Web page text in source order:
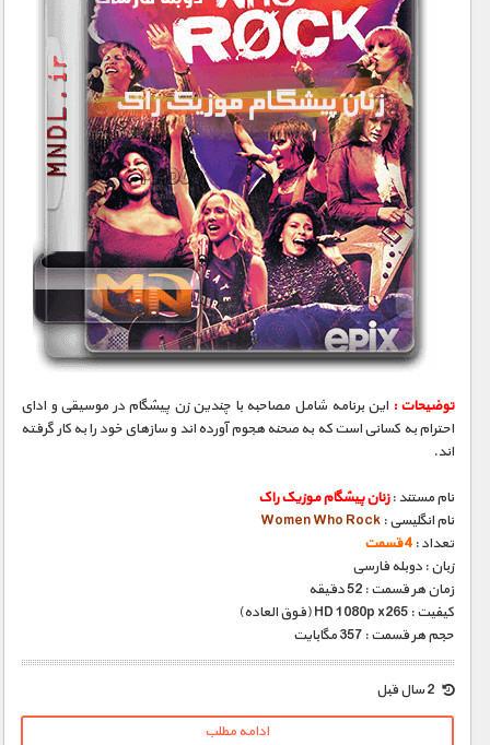
توضیحات : این برنامه شامل مصاحبه با چندین زن پیشگام در موسیقی و ادای
احترام به کسانی است که به صحنه هجوم آورده اند و سازهای خود را به کار گرفته
اند.
نام مستند :زنان پیشگام موزیک راک
نام انگلیسی : Women Who Rock
تعداد : 4 قسمت
زبان : دوبله فارسی
زمان هر قسمت : 52 دقیقه
کیفیت : HD 1080p x265 (فوق العاده)
حجم هر قسمت : 357 مگابایت
ادامه مطلب